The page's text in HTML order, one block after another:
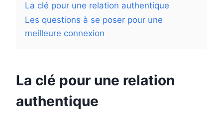
La clé pour une relation authentique
Les questions à se poser pour une
meilleure connexion
La clé pour une relation
authentique